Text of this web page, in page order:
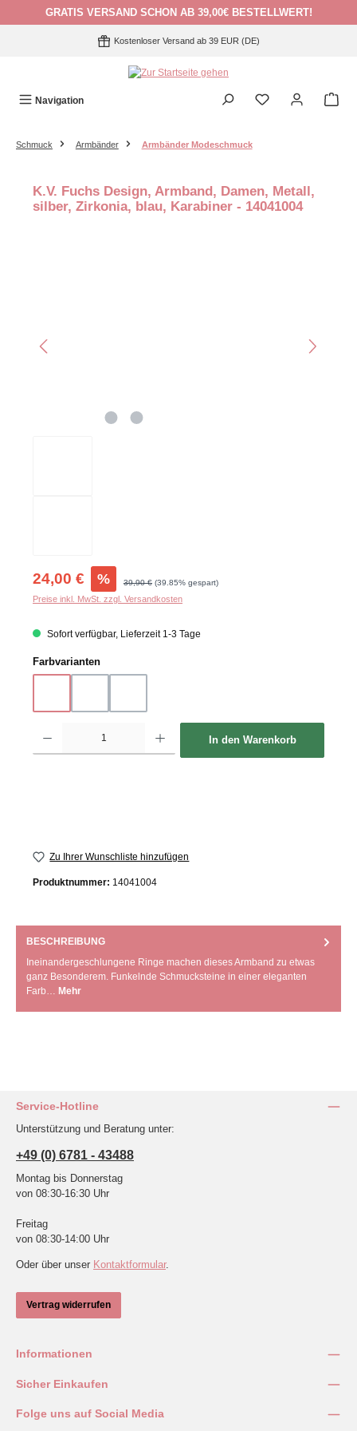
Zum Hauptinhalt springen
GRATIS VERSAND SCHON AB 39,00€ BESTELLWERT!
Kostenloser Versand ab 39 EUR (DE)
Navigation
Schmuck Armbänder Armbänder Modeschmuck
K.V. Fuchs Design, Armband, Damen, Metall,
silber, Zirkonia, blau, Karabiner - 14041004
Verkaufspreis:
24,00 € % Regulärer Preis:
39,90 € (39.85% gespart)
Preise inkl. MwSt. zzgl. Versandkosten
Sofort verfügbar, Lieferzeit 1-3 Tage
Farbvariantenauswählen
In den Warenkorb
Zu Ihrer Wunschliste hinzufügen
Produktnummer: 14041004
BESCHREIBUNG
Ineinandergeschlungene Ringe machen dieses Armband zu etwas
ganz Besonderem. Funkelnde Schmucksteine in einer eleganten
Farb… Mehr
Service-Hotline
Unterstützung und Beratung unter:
+49 (0) 6781 - 43488
Montag bis Donnerstag
von 08:30-16:30 Uhr
Freitag
von 08:30-14:00 Uhr
Oder über unser Kontaktformular.
Vertrag widerrufen
Informationen
Sicher Einkaufen
Folge uns auf Social Media